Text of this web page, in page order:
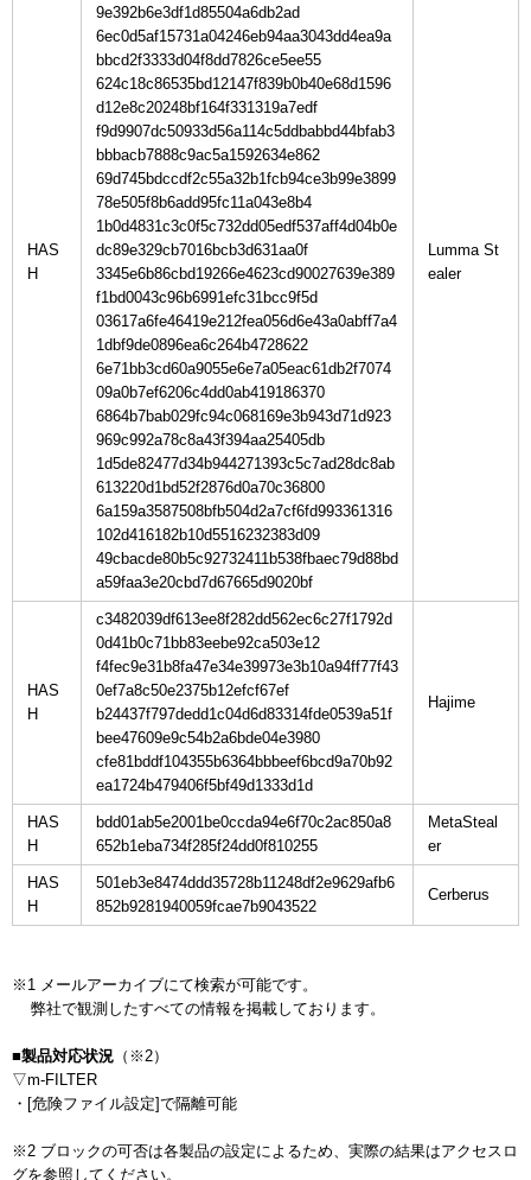
HAS
H
9e392b6e3df1d85504a6db2ad
6ec0d5af15731a04246eb94aa3043dd4ea9a
bbcd2f3333d04f8dd7826ce5ee55
624c18c86535bd12147f839b0b40e68d1596
d12e8c20248bf164f331319a7edf
f9d9907dc50933d56a114c5ddbabbd44bfab3
bbbacb7888c9ac5a1592634e862
69d745bdccdf2c55a32b1fcb94ce3b99e3899
78e505f8b6add95fc11a043e8b4
1b0d4831c3c0f5c732dd05edf537aff4d04b0e
dc89e329cb7016bcb3d631aa0f
3345e6b86cbd19266e4623cd90027639e389
f1bd0043c96b6991efc31bcc9f5d
03617a6fe46419e212fea056d6e43a0abff7a4
1dbf9de0896ea6c264b4728622
6e71bb3cd60a9055e6e7a05eac61db2f7074
09a0b7ef6206c4dd0ab419186370
6864b7bab029fc94c068169e3b943d71d923
969c992a78c8a43f394aa25405db
1d5de82477d34b944271393c5c7ad28dc8ab
613220d1bd52f2876d0a70c36800
6a159a3587508bfb504d2a7cf6fd993361316
102d416182b10d5516232383d09
49cbacde80b5c92732411b538fbaec79d88bd
a59faa3e20cbd7d67665d9020bf
Lumma St
HAS
H
c3482039df613ee8f282dd562ec6c27f1792d
0d41b0c71bb83eebe92ca503e12
f4fec9e31b8fa47e34e39973e3b10a94ff77f43
0ef7a8c50e2375b12efcf67ef
b24437f797dedd1c04d6d83314fde0539a51f
bee47609e9c54b2a6bde04e3980
cfe81bddf104355b6364bbbeef6bcd9a70b92
ea1724b479406f5bf49d1333d1d
HAS
H
bdd01ab5e2001be0ccda94e6f70c2ac850a8
652b1eba734f285f24dd0f810255
MetaSteal
HAS
H
501eb3e8474ddd35728b11248df2e9629afb6
852b9281940059fcae7b9043522
※1 メールアーカイブにて検索が可能です。
■製品対応状況 （※2）
▽m-FILTER
・[危険ファイル設定]で隔離可能
※2 ブロックの可否は各製品の設定によるため、実際の結果はアクセスロ